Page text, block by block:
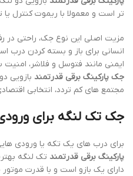
تر است و معمولا با ریموت کنترل
مزیت اصلی این نوع جک، راحتی در
انسانی برای باز و بسته کردن درب
ایمنی مانند فتوسل و فلاشر،
جک پارکینگ برقی قدرتمند بازویی
مجتمع های کم تردد، انتخابی
جک تک لنگه برای
برای درب های یک تکه یا ورودی
پارکینگ برقی قدرتمند تک لنگه
دارای یک بازو است و با قدرت